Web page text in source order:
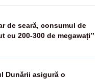
de seară, consumul de
cu 200-300 de megawați”
Dunării asigură o